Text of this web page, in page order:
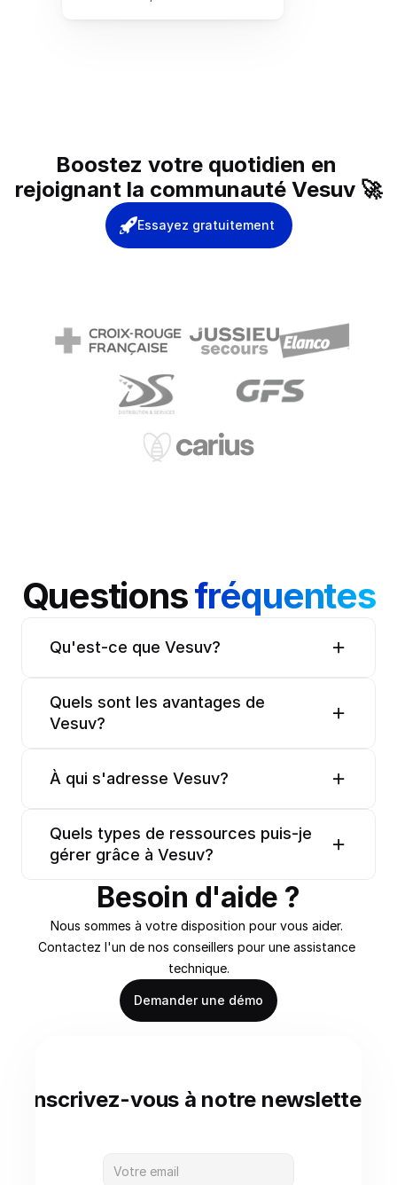
ventes totales, les transactions, et
Boostez votre quotidien en
rejoignant la communauté Vesuv 🚀
Essayez gratuitement
Questions fréquentes
Qu'est-ce que Vesuv?
Quels sont les avantages de
Vesuv?
À qui s'adresse Vesuv?
Quels types de ressources puis-je
gérer grâce à Vesuv?
Besoin d'aide ?
Nous sommes à votre disposition pour vous aider.
Contactez l'un de nos conseillers pour une assistance
technique.
Demander une démo
Inscrivez-vous à notre newsletter